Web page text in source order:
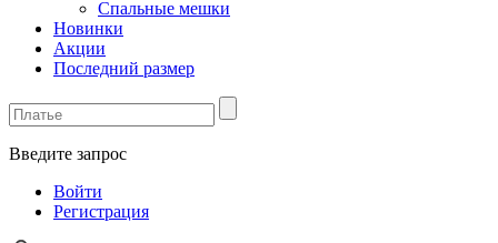
Спальные мешки
Новинки
Акции
Последний размер
Введите запрос
Войти
Регистрация